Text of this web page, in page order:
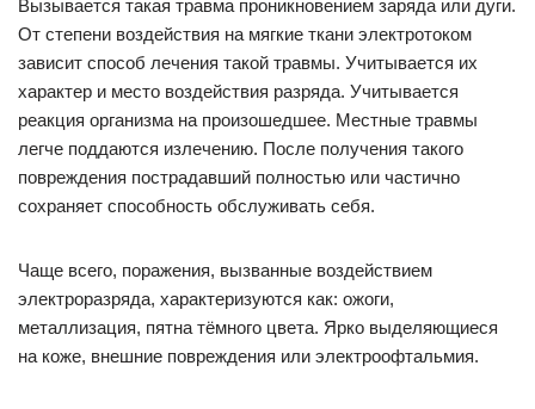
Вызывается такая травма проникновением заряда или дуги.
От степени воздействия на мягкие ткани электротоком
зависит способ лечения такой травмы. Учитывается их
характер и место воздействия разряда. Учитывается
реакция организма на произошедшее. Местные травмы
легче поддаются излечению. После получения такого
повреждения пострадавший полностью или частично
сохраняет способность обслуживать себя.
Чаще всего, поражения, вызванные воздействием
электроразряда, характеризуются как: ожоги,
металлизация, пятна тёмного цвета. Ярко выделяющиеся
на коже, внешние повреждения или электроофтальмия.